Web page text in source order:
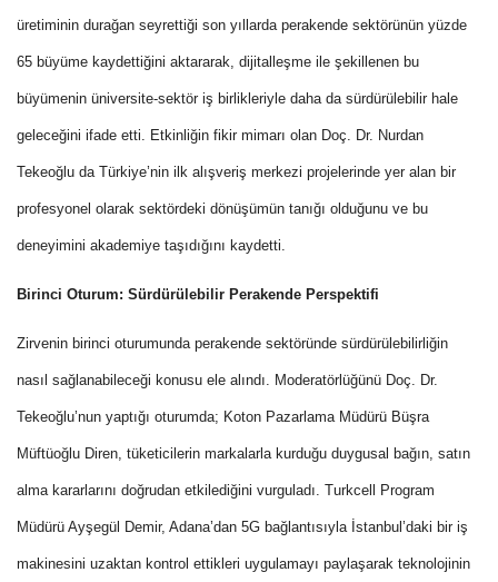
üretiminin durağan seyrettiği son yıllarda perakende sektörünün yüzde
65 büyüme kaydettiğini aktararak, dijitalleşme ile şekillenen bu
büyümenin üniversite-sektör iş birlikleriyle daha da sürdürülebilir hale
geleceğini ifade etti. Etkinliğin fikir mimarı olan Doç. Dr. Nurdan
Tekeoğlu da Türkiye’nin ilk alışveriş merkezi projelerinde yer alan bir
profesyonel olarak sektördeki dönüşümün tanığı olduğunu ve bu
deneyimini akademiye taşıdığını kaydetti.
Birinci Oturum: Sürdürülebilir Perakende Perspektifi
Zirvenin birinci oturumunda perakende sektöründe sürdürülebilirliğin
nasıl sağlanabileceği konusu ele alındı. Moderatörlüğünü Doç. Dr.
Tekeoğlu’nun yaptığı oturumda; Koton Pazarlama Müdürü Büşra
Müftüoğlu Diren, tüketicilerin markalarla kurduğu duygusal bağın, satın
alma kararlarını doğrudan etkilediğini vurguladı. Turkcell Program
Müdürü Ayşegül Demir, Adana’dan 5G bağlantısıyla İstanbul’daki bir iş
makinesini uzaktan kontrol ettikleri uygulamayı paylaşarak teknolojinin